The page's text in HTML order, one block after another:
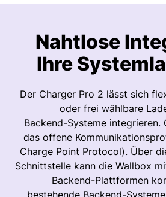
Nahtlose
Ihre
Der Charger Pro 2 lässt sich
oder frei wählbare
Backend-Systeme integrieren.
das offene
Charge Point Protocol). Über
Schnittstelle kann die Wallbox
Backend-Plattformen